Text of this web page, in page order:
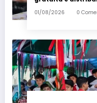
Santa Teresa – Em
01/08/2026 0